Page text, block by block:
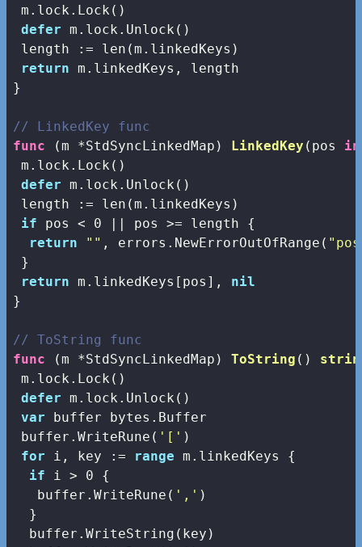
m.lock.Lock()
defer m.lock.Unlock()
length := len (m.linkedKeys)
return m.linkedKeys, length
}
// LinkedKey func
func
(m *StdSyncLinkedMap) LinkedKey (pos
m.lock.Lock()
defer m.lock.Unlock()
length := len (m.linkedKeys)
if pos < 0 || pos >= length {
return
"" , errors.NewErrorOutOfRange(
}
return m.linkedKeys[pos], nil
}
// ToString func
func
(m *StdSyncLinkedMap) ToString ()
m.lock.Lock()
defer m.lock.Unlock()
var buffer bytes.Buffer
buffer.WriteRune( '[' )
for i, key := range m.linkedKeys {
if i > 0 {
   buffer.WriteRune(
',' )
  }
  buffer.WriteString(key)